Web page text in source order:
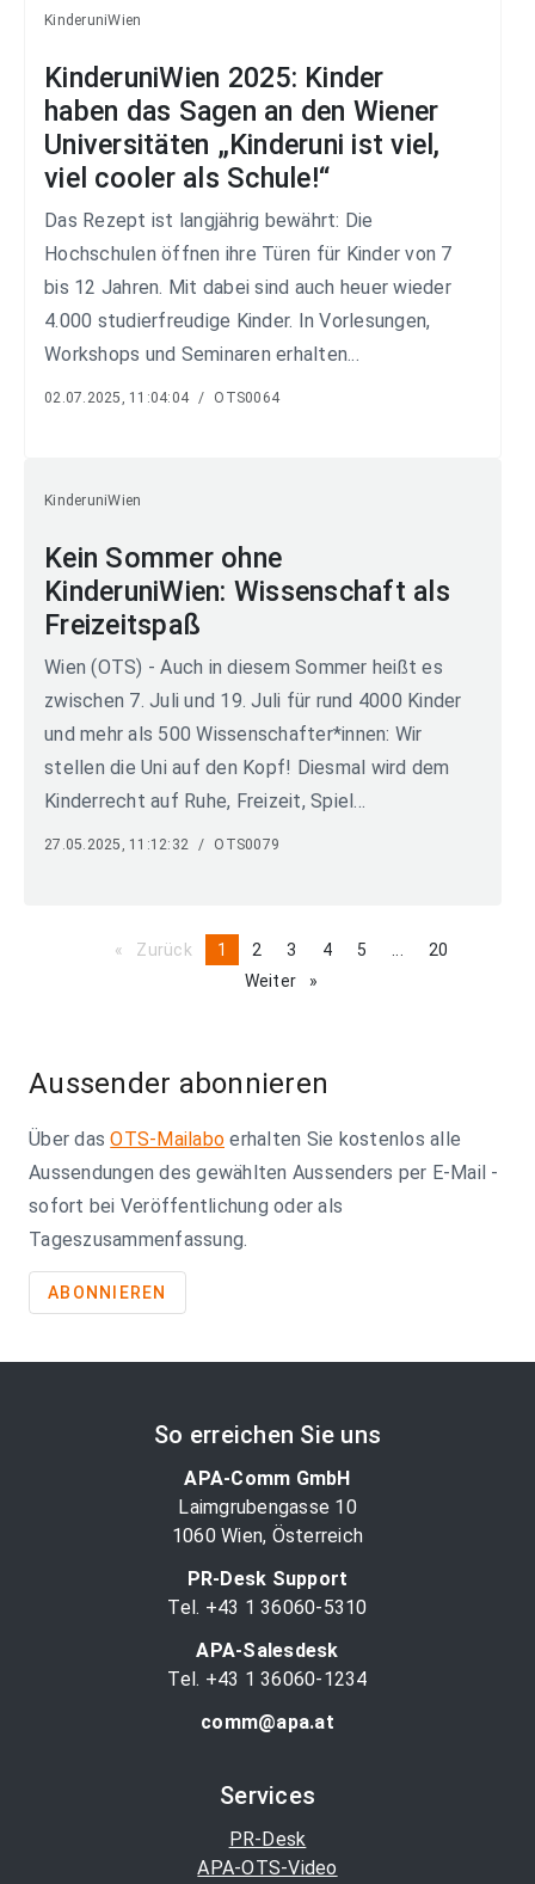
KinderuniWien
KinderuniWien 2025: Kinder
haben das Sagen an den Wiener
Universitäten „Kinderuni ist viel,
viel cooler als Schule!“
Das Rezept ist langjährig bewährt: Die
Hochschulen öffnen ihre Türen für Kinder von 7
bis 12 Jahren. Mit dabei sind auch heuer wieder
4.000 studierfreudige Kinder. In Vorlesungen,
Workshops und Seminaren erhalten...
02.07.2025, 11:04:04 / OTS0064
KinderuniWien
Kein Sommer ohne
KinderuniWien: Wissenschaft als
Freizeitspaß
Wien (OTS) - Auch in diesem Sommer heißt es
zwischen 7. Juli und 19. Juli für rund 4000 Kinder
und mehr als 500 Wissenschafter*innen: Wir
stellen die Uni auf den Kopf! Diesmal wird dem
Kinderrecht auf Ruhe, Freizeit, Spiel...
27.05.2025, 11:12:32 / OTS0079
Zurück pageYou're
1 page
2 page
3 page
4 page
5 pagepage
20
Weiter
page
Aussender abonnieren
Über dasOTS-Mailabo erhalten Sie kostenlos alle
Aussendungen des gewählten Aussenders per E-Mail -
sofort bei Veröffentlichung oder als
Tageszusammenfassung.
ABONNIEREN
So erreichen Sie uns
APA-Comm GmbH
Laimgrubengasse 10
1060 Wien, Österreich
PR-Desk Support
Tel. +43 1 36060-5310
APA-Salesdesk
Tel. +43 1 36060-1234
comm@apa.at
Services
PR-Desk
APA-OTS-Video